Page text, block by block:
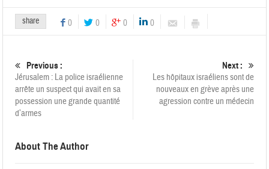
share 0 0 0 0
Previous :
Jérusalem : La police israélienne
arrête un suspect qui avait en sa
possession une grande quantité
d’armes
Next :
Les hôpitaux israéliens sont de
nouveaux en grève après une
agression contre un médecin
About The Author